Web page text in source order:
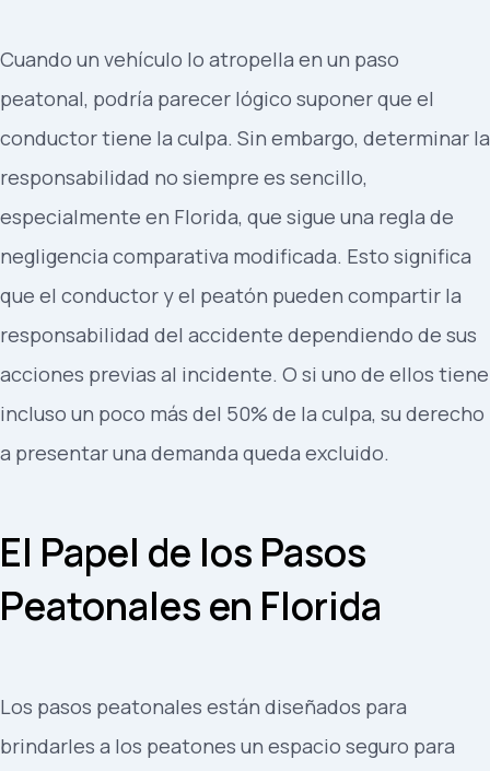
Cuando un vehículo lo atropella en un paso
peatonal, podría parecer lógico suponer que el
conductor tiene la culpa. Sin embargo, determinar la
responsabilidad no siempre es sencillo,
especialmente en Florida, que sigue una regla de
negligencia comparativa modificada. Esto significa
que el conductor y el peatón pueden compartir la
responsabilidad del accidente dependiendo de sus
acciones previas al incidente. O si uno de ellos tiene
incluso un poco más del 50% de la culpa, su derecho
a presentar una demanda queda excluido.
El Papel de los Pasos
Peatonales en Florida
Los pasos peatonales están diseñados para
brindarles a los peatones un espacio seguro para